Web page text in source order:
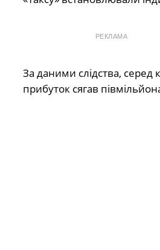
РЕКЛАМА
За даними слідства, серед
прибуток сягав